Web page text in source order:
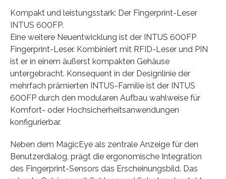
Kompakt und leistungsstark: Der Fingerprint-Leser
INTUS 600FP.
Eine weitere Neuentwicklung ist der INTUS 600FP
Fingerprint-Leser. Kombiniert mit RFID-Leser und PIN
ist er in einem äußerst kompakten Gehäuse
untergebracht. Konsequent in der Designlinie der
mehrfach prämierten INTUS-Familie ist der INTUS
600FP durch den modularen Aufbau wahlweise für
Komfort- oder Hochsicherheitsanwendungen
konfigurierbar.
Neben dem MagicEye als zentrale Anzeige für den
Benutzerdialog, prägt die ergonomische Integration
des Fingerprint-Sensors das Erscheinungsbild. Das